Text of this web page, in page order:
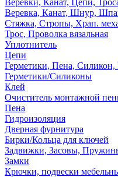
Веревки, Канат, Цепи,
Веревка, Канат, Шнур,
Стяжка, Стропы, Храп.
Трос, Проволка вязальная
Уплотнитель
Цепи
Герметики, Пена, Силикон,
Герметики/Силиконы
Клей
Очиститель монтажной
Пена
Гидроизоляция
Дверная фурнитура
Бирки/Кольца для ключей
Задвижки, Засовы,
Замки
Крючки, подвески